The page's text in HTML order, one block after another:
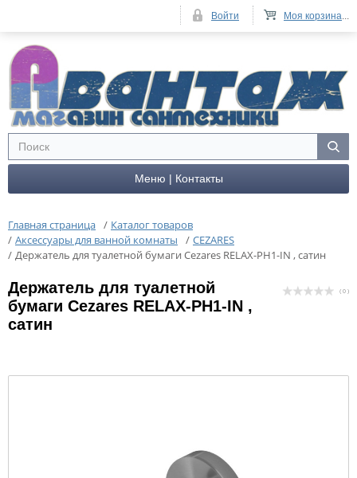
Меню | Контакты
Главная страница / Каталог товаров
/ Аксессуары для ванной комнаты / CEZARES
/ Держатель для туалетной бумаги Cezares RELAX-PH1-IN , сатин
Держатель для туалетной
бумаги Cezares RELAX-PH1-IN ,
сатин
( 0 )
Моя корзина...
Войти